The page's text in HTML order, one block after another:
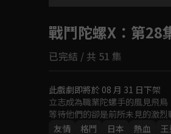
如有不便請見諒
戰鬥陀螺X ：第28
已完結 / 共 51 集
此戲劇即將於 08 月 31 日下架
立志成為職業陀螺手的風見飛
等待他們的卻是前所未見的激
友情
格鬥 日本 熱血